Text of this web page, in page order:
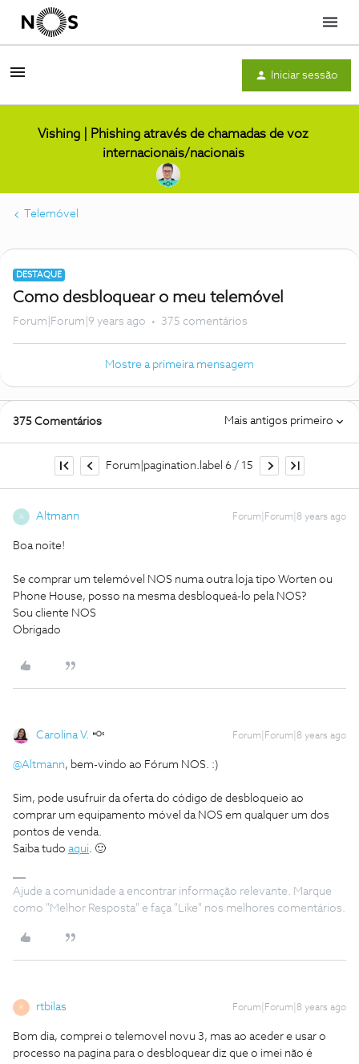
Menu
Iniciar sessão
Vishing | Phishing através de chamadas de voz
internacionais/nacionais
Telemóvel
DESTAQUE
Como desbloquear o meu telemóvel
Forum|Forum|9 years ago 375 comentários
Mostre a primeira mensagem
375 Comentários Mais antigos primeiro
Forum|pagination.label 6 / 15
A Altmann Forum|Forum|8 years ago
Boa noite!
Se comprar um telemóvel NOS numa outra loja tipo Worten ou
Phone House, posso na mesma desbloqueá-lo pela NOS?
Sou cliente NOS
Obrigado
Carolina V. Forum|Forum|8 years ago
@Altmann, bem-vindo ao Fórum NOS. :)
Sim, pode usufruir da oferta do código de desbloqueio ao
comprar um equipamento móvel da NOS em qualquer um dos
pontos de venda.
Saiba tudo aqui. 🙂
Ajude a comunidade a encontrar informação relevante. Marque
como "Melhor Resposta" e faça "Like" nos melhores comentários.
R rtbilas Forum|Forum|8 years ago
Bom dia, comprei o telemovel novu 3, mas ao aceder e usar o
processo na pagina para o desbloquear diz que o imei não é